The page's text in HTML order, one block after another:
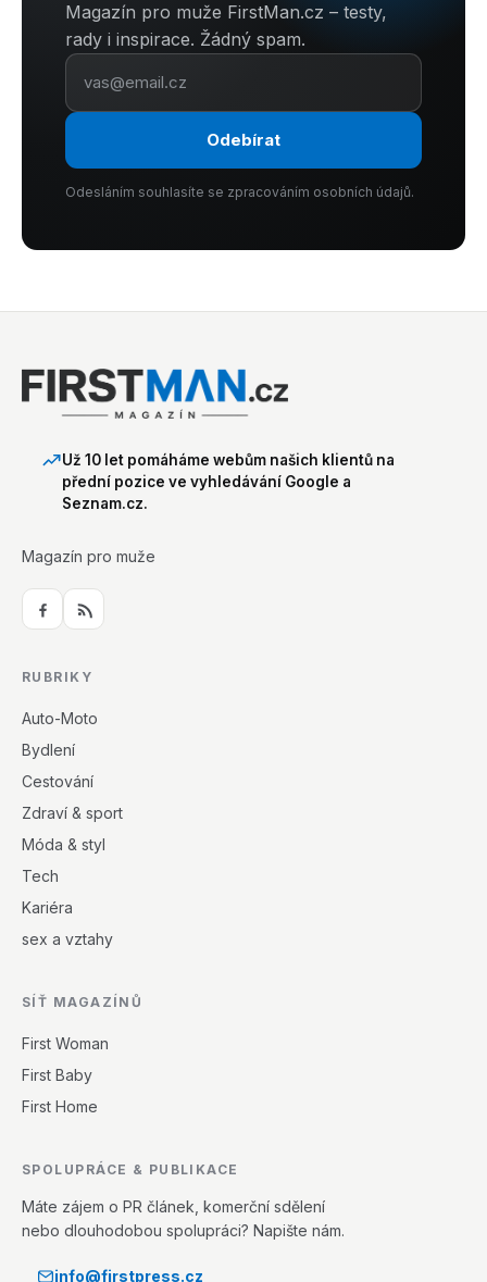
Magazín pro muže FirstMan.cz – testy,
rady i inspirace. Žádný spam.
Odebírat
Odesláním souhlasíte se zpracováním osobních údajů.
Už 10 let pomáháme webům našich klientů na
přední pozice ve vyhledávání Google a
Seznam.cz.
Magazín pro muže
RUBRIKY
Auto-Moto
Bydlení
Cestování
Zdraví & sport
Móda & styl
Tech
Kariéra
sex a vztahy
SÍŤ MAGAZÍNŮ
First Woman
First Baby
First Home
SPOLUPRÁCE & PUBLIKACE
Máte zájem o PR článek, komerční sdělení
nebo dlouhodobou spolupráci? Napište nám.
info@firstpress.cz